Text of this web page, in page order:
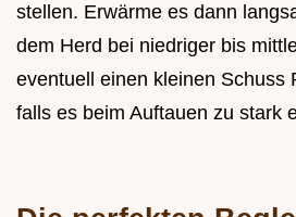
stellen. Erwärme es dann
dem Herd bei niedriger bis
eventuell einen kleinen Schuss
falls es beim Auftauen zu stark